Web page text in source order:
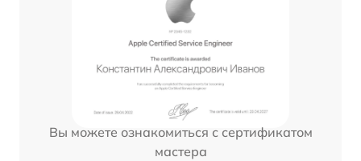
Вы можете ознакомиться с сертификатом
мастера